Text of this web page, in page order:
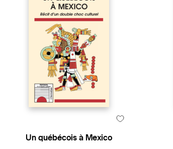
Un québécois à Mexico